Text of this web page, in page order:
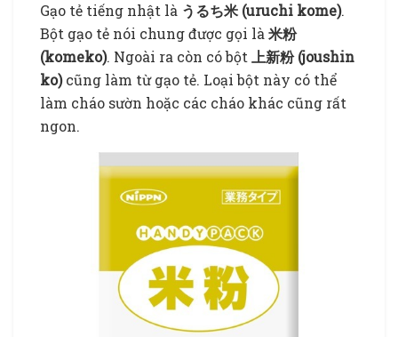
Gạo tẻ tiếng nhật là うるち米 (uruchi kome).
Bột gạo tẻ nói chung được gọi là 米粉
(komeko). Ngoài ra còn có bột
上新粉 (joushin
ko)cũng làm từ gạo tẻ. Loại bột này có thể
làm cháo sườn hoặc các cháo khác cũng rất
ngon.